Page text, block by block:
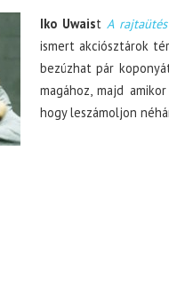
Iko UwaistA
ismert akciósztárok
bezúzhat pár
magához, majd
hogy leszámoljon